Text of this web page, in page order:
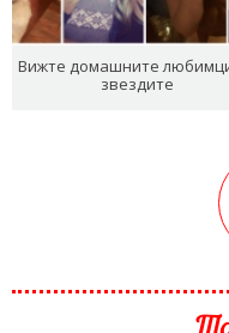
Вижте домашните
звездите